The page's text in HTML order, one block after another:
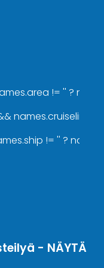
!= '' ?
names.cruiseline
!= '' ?